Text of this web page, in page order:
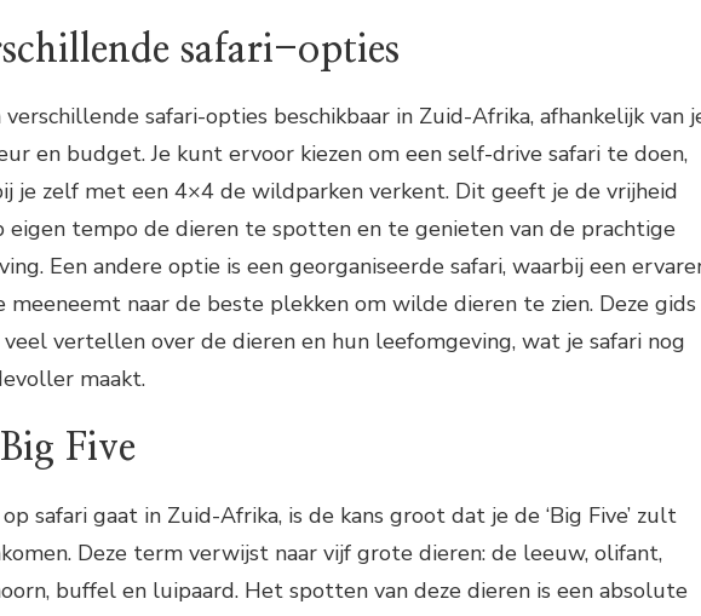
safari-opties
verschillende safari-opties beschikbaar in Zuid-Afrika, afhankelijk van
en budget. Je kunt ervoor kiezen om een self-drive safari te doen,
je zelf met een 4×4 de wildparken verkent. Dit geeft je de vrijheid
eigen tempo de dieren te spotten en te genieten van de prachtige
Een andere optie is een georganiseerde safari, waarbij een
meeneemt naar de beste plekken om wilde dieren te zien. Deze gids
veel vertellen over de dieren en hun leefomgeving, wat je safari nog
maakt.
Five
safari gaat in Zuid-Afrika, is de kans groot dat je de ‘Big Five’ zult
Deze term verwijst naar vijf grote dieren: de leeuw, olifant,
buffel en luipaard. Het spotten van deze dieren is een absolute